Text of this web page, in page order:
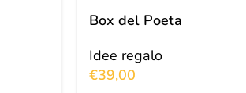
Box del Poeta
Idee regalo
€39,00